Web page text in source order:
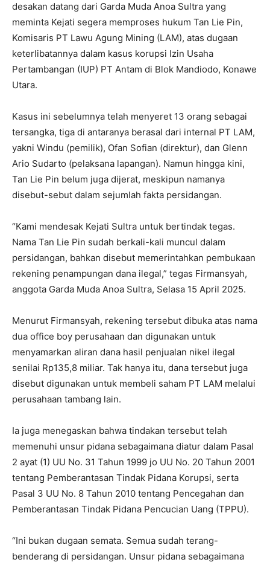
desakan datang dari Garda Muda Anoa Sultra yang
meminta Kejati segera memproses hukum Tan Lie Pin,
Komisaris PT Lawu Agung Mining (LAM), atas dugaan
keterlibatannya dalam kasus korupsi Izin Usaha
Pertambangan (IUP) PT Antam di Blok Mandiodo, Konawe
Utara.
Kasus ini sebelumnya telah menyeret 13 orang sebagai
tersangka, tiga di antaranya berasal dari internal PT LAM,
yakni Windu (pemilik), Ofan Sofian (direktur), dan Glenn
Ario Sudarto (pelaksana lapangan). Namun hingga kini,
Tan Lie Pin belum juga dijerat, meskipun namanya
disebut-sebut dalam sejumlah fakta persidangan.
“Kami mendesak Kejati Sultra untuk bertindak tegas.
Nama Tan Lie Pin sudah berkali-kali muncul dalam
persidangan, bahkan disebut memerintahkan pembukaan
rekening penampungan dana ilegal,” tegas Firmansyah,
anggota Garda Muda Anoa Sultra, Selasa 15 April 2025.
Menurut Firmansyah, rekening tersebut dibuka atas nama
dua office boy perusahaan dan digunakan untuk
menyamarkan aliran dana hasil penjualan nikel ilegal
senilai Rp135,8 miliar. Tak hanya itu, dana tersebut juga
disebut digunakan untuk membeli saham PT LAM melalui
perusahaan tambang lain.
Ia juga menegaskan bahwa tindakan tersebut telah
memenuhi unsur pidana sebagaimana diatur dalam Pasal
2 ayat (1) UU No. 31 Tahun 1999 jo UU No. 20 Tahun 2001
tentang Pemberantasan Tindak Pidana Korupsi, serta
Pasal 3 UU No. 8 Tahun 2010 tentang Pencegahan dan
Pemberantasan Tindak Pidana Pencucian Uang (TPPU).
“Ini bukan dugaan semata. Semua sudah terang-
benderang di persidangan. Unsur pidana sebagaimana